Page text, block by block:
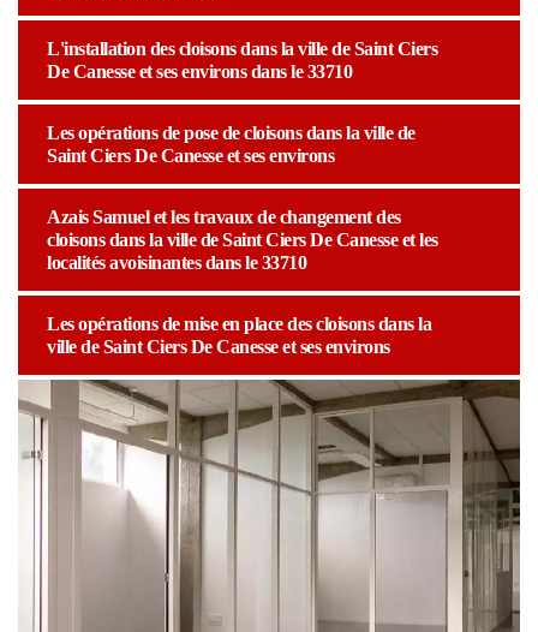
L'installation des cloisons dans la ville de Saint Ciers
De Canesse et ses environs dans le 33710
Les opérations de pose de cloisons dans la ville de
Saint Ciers De Canesse et ses environs
Azais Samuel et les travaux de changement des
cloisons dans la ville de Saint Ciers De Canesse et les
localités avoisinantes dans le 33710
Les opérations de mise en place des cloisons dans la
ville de Saint Ciers De Canesse et ses environs